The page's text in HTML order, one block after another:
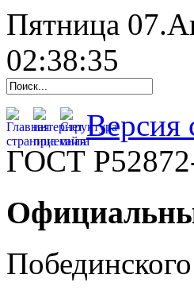
Пятница
02:38:36
Версия
ГОСТ